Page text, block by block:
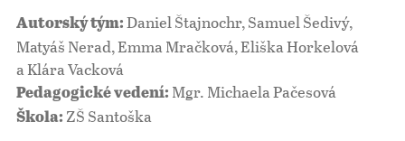
Autorský tým: Daniel Štajnochr, Samuel Šedivý,
Matyáš Nerad, Emma Mračková, Eliška Horkelová
a Klára Vacková
Pedagogické vedení: Mgr. Michaela Pačesová
Škola: ZŠ Santoška